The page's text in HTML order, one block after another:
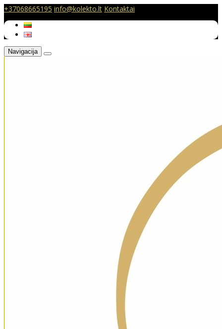
+37068665195 info@kolekto.lt Kontaktai
Navigacija